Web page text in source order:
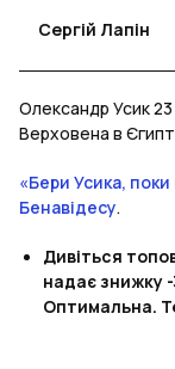
Сергій Лапін
Олександр Усик
Верховена в
«Бери Усика,
Бенавідесу.
Дивіться
надає знижку
Оптимальна.